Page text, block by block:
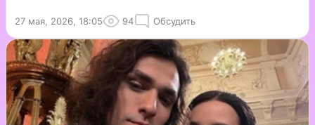
27 мая, 2026, 18:05 94 Обсудить